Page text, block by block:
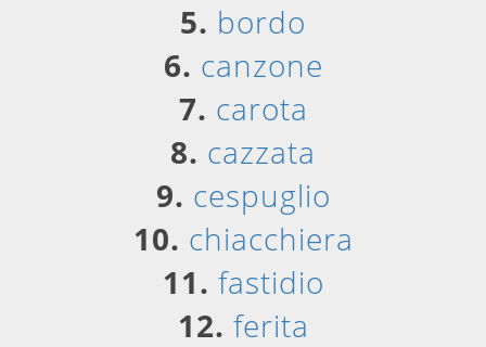
5. bordo
6. canzone
7. carota
8. cazzata
9. cespuglio
10. chiacchiera
11. fastidio
12. ferita